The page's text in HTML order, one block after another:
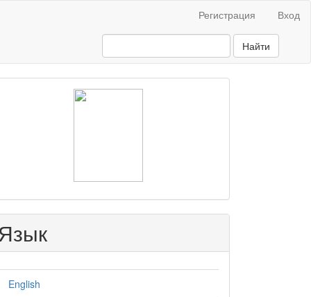
Регистрация Вход
Найти
English